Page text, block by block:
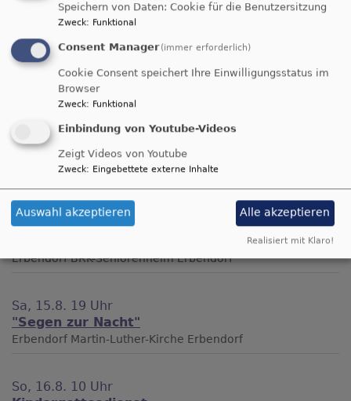
Ein Rückblick zu unserem vergangenen
Himmelfahrtsgottesdienst mit
Konfirmandenvorstellung in Parkstein.
Weiterlesen
über
in
Parkstein
Evangelische-Termine Teaser
Mi, 12.8. 15 Uhr
Erbendorf BRK-Seniorenheim Erbendorf
Sa, 15.8. 19 Uhr
"Segen zur Nacht"
Erbendorf Martin-Luther-Kirche Erbendorf
So, 16.8. 10 Uhr
Speichern von Daten: Cookie für die Benutzersitzung
Zweck: Funktional
Consent Manager (immer erforderlich)
Cookie Consent speichert Ihre Einwilligungsstatus im
Browser
Zweck: Funktional
Einbindung von Youtube-Videos
Zeigt Videos von Youtube
Zweck: Eingebettete externe Inhalte
Auswahl akzeptieren Alle akzeptieren
Realisiert mit Klaro!